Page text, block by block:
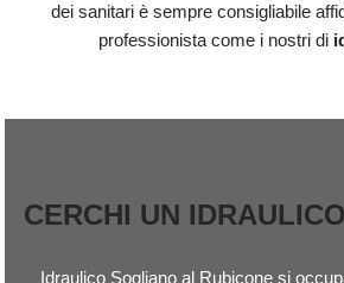
dei sanitari è sempre consigliabile
professionista come i nostri di
CERCHI UN
Idraulico Sogliano al Rubicone si